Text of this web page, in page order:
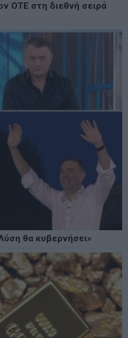
ΟΤΕ στη διεθνή σειρά
θα κυβερνήσει»